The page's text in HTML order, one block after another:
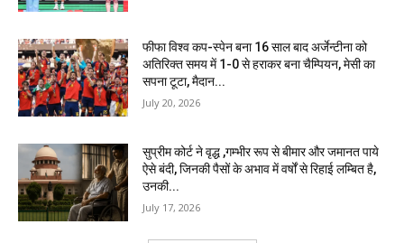
फीफा विश्व कप-स्पेन बना 16 साल बाद अर्जेन्टीना को
अतिरिक्त समय में 1-0 से हराकर बना चैम्पियन, मेसी का
सपना टूटा, मैदान...
July 20, 2026
सुप्रीम कोर्ट ने वृद्ध ,गम्भीर रूप से बीमार और जमानत पाये
ऐसे बंदी, जिनकी पैसों के अभाव में वर्षों से रिहाई लम्बित है,
उनकी...
July 17, 2026